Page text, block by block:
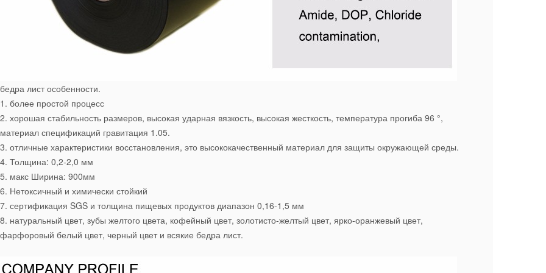
бедра лист особенности.
1. более простой процесс
2. хорошая стабильность размеров, высокая ударная вязкость, высокая жесткость, температура прогиба 96 °,
материал спецификаций гравитация 1.05.
3. отличные характеристики восстановления, это высококачественный материал для защиты окружающей среды.
4. Толщина: 0,2-2,0 мм
5. макс Ширина: 900мм
6. Нетоксичный и химически стойкий
7. сертификация SGS и толщина пищевых продуктов диапазон 0,16-1,5 мм
8. натуральный цвет, зубы желтого цвета, кофейный цвет, золотисто-желтый цвет, ярко-оранжевый цвет,
фарфоровый белый цвет, черный цвет и всякие бедра лист.